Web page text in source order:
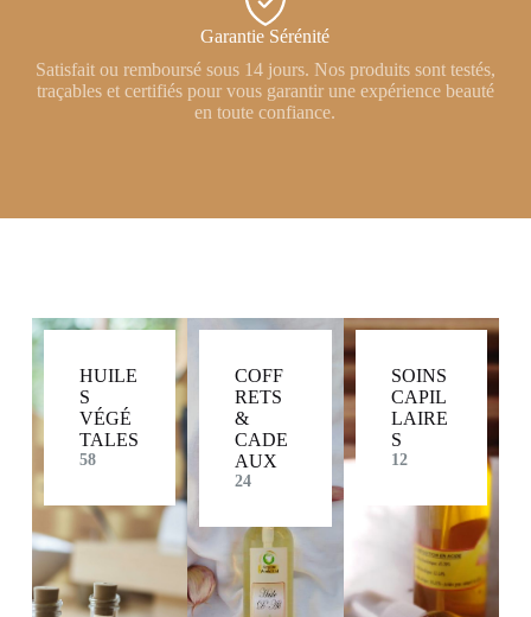
Garantie Sérénité
Satisfait ou remboursé sous 14 jours. Nos produits sont testés,
traçables et certifiés pour vous garantir une expérience beauté
en toute confiance.
HUILE
S
VÉGÉ
TALES
58
COFF
RETS
&
CADE
AUX
24
SOINS
CAPIL
LAIRE
S
12